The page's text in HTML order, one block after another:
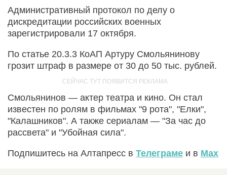
Административный протокол по делу о
дискредитации российских военных
зарегистрировали 17 октября.
По статье 20.3.3 КоАП Артуру Смольянинову
грозит штраф в размере от 30 до 50 тыс. рублей.
Смольянинов — актер театра и кино. Он стал
известен по ролям в фильмах "9 рота", "Елки",
"Калашников". А также сериалам — "За час до
рассвета" и "Убойная сила".
Подпишитесь на Алтапресс в Телеграме и в Max